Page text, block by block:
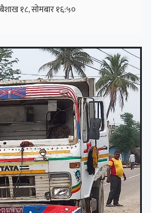
१८, सोमबार १६:५०